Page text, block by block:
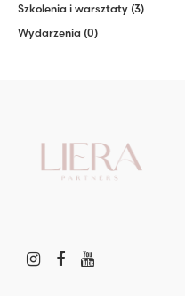
Szkolenia i warsztaty (3)
Wydarzenia (0)